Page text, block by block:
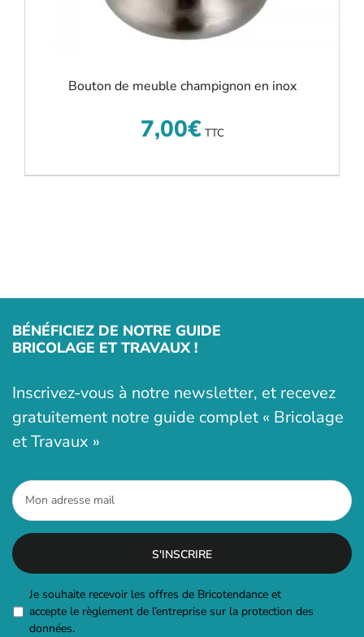
Bouton de meuble champignon en inox
7,00€ TTC
BÉNÉFICIEZ DE NOTRE GUIDE
BRICOLAGE ET TRAVAUX !
Inscrivez-vous à notre newsletter, et recevez
gratuitement notre guide complet « Bricolage
et Travaux »
Mon
adresse
mail *
RGPD
Je souhaite recevoir les offres de Bricotendance et
accepte le règlement de l’entreprise sur la protection des
données.